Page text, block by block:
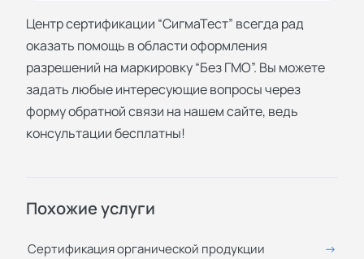
Центр сертификации “СигмаТест” всегда рад
оказать помощь в области оформления
разрешений на маркировку “Без ГМО”. Вы можете
задать любые интересующие вопросы через
форму обратной связи на нашем сайте, ведь
консультации бесплатны!
Похожие услуги
Сертификация органической продукции